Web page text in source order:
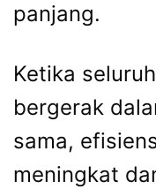
panjang.
Ketika
bergerak
sama,
meningkat